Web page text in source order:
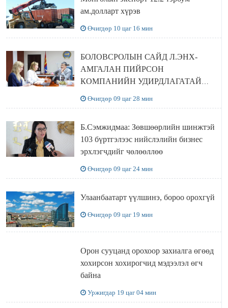
ам.долларт хүрэв
Өчигдөр 10 цаг 16 мин
БОЛОВСРОЛЫН САЙД Л.ЭНХ-
АМГАЛАН ПИЙРСОН
КОМПАНИЙН УДИРДЛАГАТАЙ
Өчигдөр 09 цаг 28 мин
Б.Сэмжидмаа: Зөвшөөрлийн шинжтэй
103 бүртгэлээс нийслэлийн бизнес
эрхлэгчдийг чөлөөллөө
Өчигдөр 09 цаг 24 мин
Улаанбаатарт үүлшинэ, бороо орохгүй
Өчигдөр 09 цаг 19 мин
Орон сууцанд орохоор захиалга өгөөд
хохирсон хохирогчид мэдээлэл өгч
байна
Уржигдар 19 цаг 04 мин